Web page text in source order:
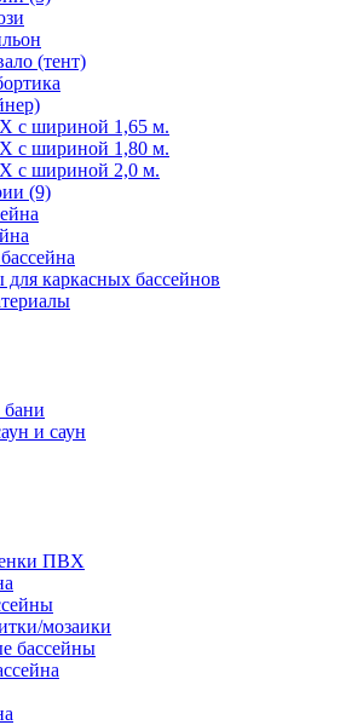
(тент)
с шириной 1,65 м.
с шириной 1,80 м.
с шириной 2,0 м.
(9)
каркасных бассейнов
и саун
ПВХ
мозаики
бассейны